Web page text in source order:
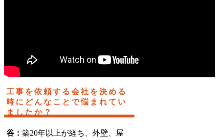
工事を依頼する会社を決める
時にどんなことで悩まれてい
ましたか？
谷： 築20年以上が経ち、外壁、屋